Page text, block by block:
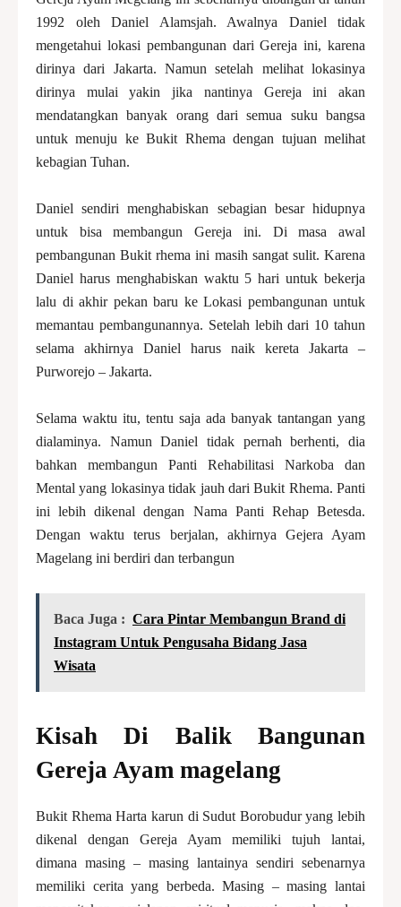
1992 oleh Daniel Alamsjah. Awalnya Daniel tidak
mengetahui lokasi pembangunan dari Gereja ini, karena
dirinya dari Jakarta. Namun setelah melihat lokasinya
dirinya mulai yakin jika nantinya Gereja ini akan
mendatangkan banyak orang dari semua suku bangsa
untuk menuju ke Bukit Rhema dengan tujuan melihat
kebagian Tuhan.
Daniel sendiri menghabiskan sebagian besar hidupnya
untuk bisa membangun Gereja ini. Di masa awal
pembangunan Bukit rhema ini masih sangat sulit. Karena
Daniel harus menghabiskan waktu 5 hari untuk bekerja
lalu di akhir pekan baru ke Lokasi pembangunan untuk
memantau pembangunannya. Setelah lebih dari 10 tahun
selama akhirnya Daniel harus naik kereta Jakarta –
Purworejo – Jakarta.
Selama waktu itu, tentu saja ada banyak tantangan yang
dialaminya. Namun Daniel tidak pernah berhenti, dia
bahkan membangun Panti Rehabilitasi Narkoba dan
Mental yang lokasinya tidak jauh dari Bukit Rhema. Panti
ini lebih dikenal dengan Nama Panti Rehap Betesda.
Dengan waktu terus berjalan, akhirnya Gejera Ayam
Magelang ini berdiri dan terbangun
Baca Juga : Cara Pintar Membangun Brand di
Instagram Untuk Pengusaha Bidang Jasa
Wisata
Kisah Di Balik Bangunan
Gereja Ayam magelang
Bukit Rhema Harta karun di Sudut Borobudur yang lebih
dikenal dengan Gereja Ayam memiliki tujuh lantai,
dimana masing – masing lantainya sendiri sebenarnya
memiliki cerita yang berbeda. Masing – masing lantai